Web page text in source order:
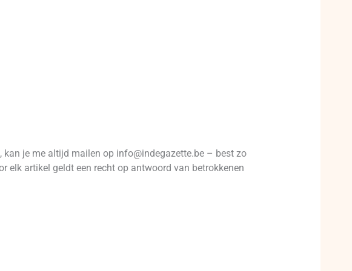
je me altijd mailen op info@indegazette.be – best zo
elk artikel geldt een recht op antwoord van betrokkenen